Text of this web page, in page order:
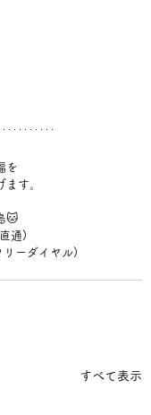
を
す。
🐱
通)
ーダイヤル)
すべて表示